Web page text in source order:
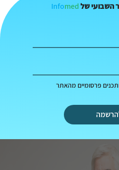
השבועי של Infomed
פרסומיים מהאתר